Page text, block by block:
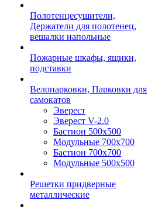
Полотенцесушители,
Держатели для полотенец,
вешалки напольные
Пожарные шкафы, ящики,
подставки
Велопарковки, Парковки для
самокатов
Эверест
Эверест V-2.0
Бастион 500х500
Модульные 700х700
Бастион 700х700
Модульные 500х500
Решетки придверные
металлические